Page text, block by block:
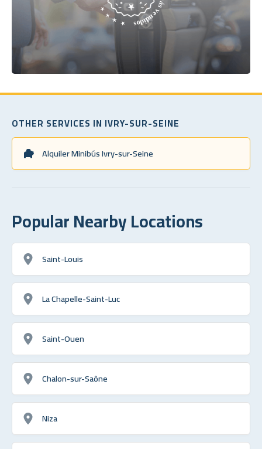
OTHER SERVICES IN IVRY-SUR-SEINE
Alquiler Minibús Ivry-sur-Seine
Popular Nearby Locations
Saint-Louis
La Chapelle-Saint-Luc
Saint-Ouen
Chalon-sur-Saône
Niza